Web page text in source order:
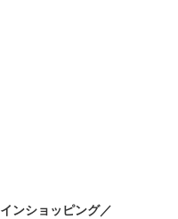
ンショッピング／